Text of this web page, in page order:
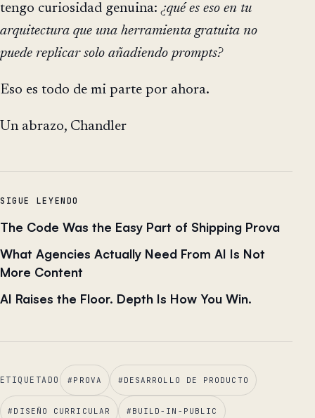
tengo curiosidad genuina: ¿qué es eso en tu
arquitectura que una herramienta gratuita no
puede replicar solo añadiendo prompts?
Eso es todo de mi parte por ahora.
Un abrazo, Chandler
SIGUE LEYENDO
The Code Was the Easy Part of Shipping Prova
What Agencies Actually Need From AI Is Not
More Content
AI Raises the Floor. Depth Is How You Win.
ETIQUETADO #PROVA #DESARROLLO DE PRODUCTO
#DISEÑO CURRICULAR #BUILD-IN-PUBLIC